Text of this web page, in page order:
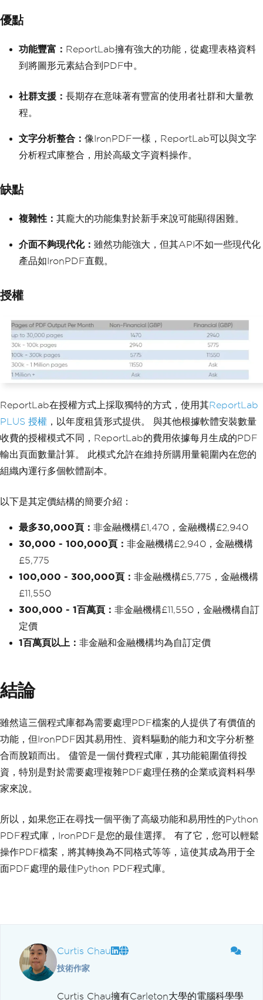
優點
功能豐富： ReportLab擁有強大的功能，從處理表格資料
到將圖形元素結合到PDF中。
社群支援： 長期存在意味著有豐富的使用者社群和大量教
程。
文字分析整合： 像IronPDF一樣，ReportLab可以與文字
分析程式庫整合，用於高級文字資料操作。
缺點
複雜性： 其龐大的功能集對於新手來說可能顯得困難。
介面不夠現代化： 雖然功能強大，但其API不如一些現代化
產品如IronPDF直觀。
授權
ReportLab在授權方式上採取獨特的方式，使用其ReportLab
PLUS 授權 ，以年度租賃形式提供。 與其他根據軟體安裝數量
收費的授權模式不同，ReportLab的費用依據每月生成的PDF
輸出頁面數量計算。 此模式允許在維持所購用量範圍內在您的
組織內運行多個軟體副本。
以下是其定價結構的簡要介紹：
最多30,000頁： 非金融機構£1,470，金融機構£2,940
30,000 - 100,000頁： 非金融機構£2,940，金融機構
£5,775
100,000 - 300,000頁： 非金融機構£5,775，金融機構
£11,550
300,000 - 1百萬頁： 非金融機構£11,550，金融機構自訂
定價
1百萬頁以上： 非金融和金融機構均為自訂定價
結論
雖然這三個程式庫都為需要處理PDF檔案的人提供了有價值的
功能，但IronPDF因其易用性、資料驅動的能力和文字分析整
合而脫穎而出。 儘管是一個付費程式庫，其功能範圍值得投
資，特別是對於需要處理複雜PDF處理任務的企業或資料科學
家來說。
所以，如果您正在尋找一個平衡了高級功能和易用性的Python
PDF程式庫，IronPDF是您的最佳選擇。 有了它，您可以輕鬆
操作PDF檔案，將其轉換為不同格式等等，這使其成為用于全
面PDF處理的最佳Python PDF程式庫。
Curtis Chau
技術作家
Curtis Chau擁有Carleton大學的電腦科學學